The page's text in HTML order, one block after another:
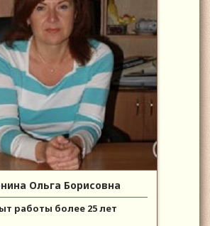
Ольга Борисовна
работы более 25 лет